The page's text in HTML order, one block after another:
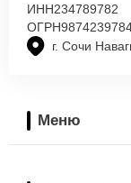
г. Сочи
ИНН234789782
ОГРН
Меню